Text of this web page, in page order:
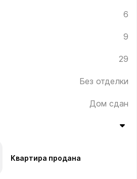
6
9
29
Без отделки
Дом сдан
Квартира продана